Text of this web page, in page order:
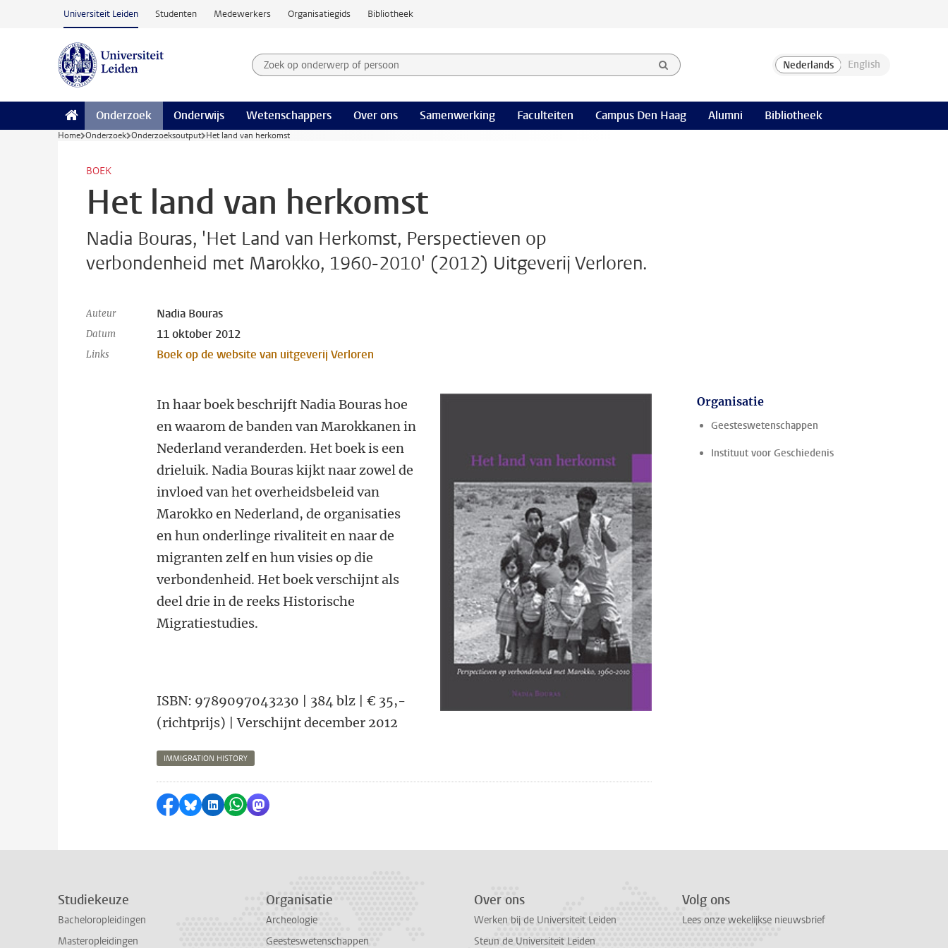
Ga naar hoofdinhoud
Universiteit Leiden Studenten Medewerkers Organisatiegids Bibliotheek
Zoek op onderwerp of persoon en selecteer categorie
Zoekterm
Onderzoek Onderwijs Wetenschappers Over ons Samenwerking Faculteiten Campus Den Haag Alumni Bibliotheek
Home Onderzoek Onderzoeksoutput Het land van herkomst
BOEK
Het land van herkomst
Nadia Bouras, 'Het Land van Herkomst, Perspectieven op
verbondenheid met Marokko, 1960-2010' (2012) Uitgeverij Verloren.
Auteur Nadia Bouras
Datum 11 oktober 2012
Links Boek op de website van uitgeverij Verloren
In haar boek beschrijft Nadia Bouras hoe
en waarom de banden van Marokkanen in
Nederland veranderden. Het boek is een
drieluik. Nadia Bouras kijkt naar zowel de
invloed van het overheidsbeleid van
Marokko en Nederland, de organisaties
en hun onderlinge rivaliteit en naar de
migranten zelf en hun visies op die
verbondenheid. Het boek verschijnt als
deel drie in de reeks Historische
Migratiestudies.
ISBN: 9789097043230 | 384 blz | € 35,-
(richtprijs) | Verschijnt december 2012
IMMIGRATION HISTORY
Delen op Facebook
Delen via Bluesky
Delen op LinkedIn
Delen via WhatsApp
Delen via Mastodon
Organisatie
Geesteswetenschappen
Instituut voor Geschiedenis
Studiekeuze
Bacheloropleidingen
Masteropleidingen
Organisatie
Archeologie
Geesteswetenschappen
Over ons
Werken bij de Universiteit Leiden
Steun de Universiteit Leiden
Volg ons
Lees onze wekelijkse nieuwsbrief